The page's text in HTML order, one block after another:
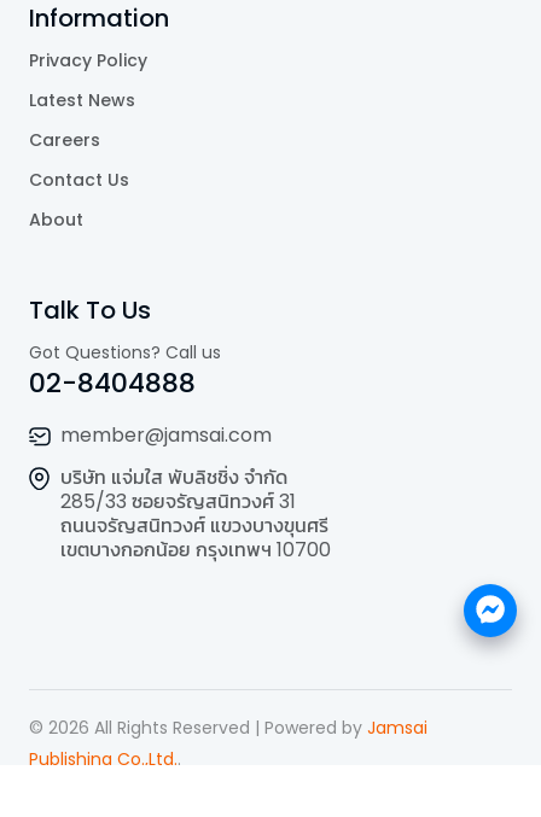
Information
Privacy Policy
Latest News
Careers
Contact Us
About
Talk To Us
Got Questions? Call us
02-8404888
member@jamsai.com
บริษัท แจ่มใส พับลิชชิ่ง จำกัด
285/33 ซอยจรัญสนิทวงศ์ 31
ถนนจรัญสนิทวงศ์ แขวงบางขุนศรี
เขตบางกอกน้อย กรุงเทพฯ 10700
© 2026 All Rights Reserved | Powered by Jamsai
Publishing Co.,Ltd..